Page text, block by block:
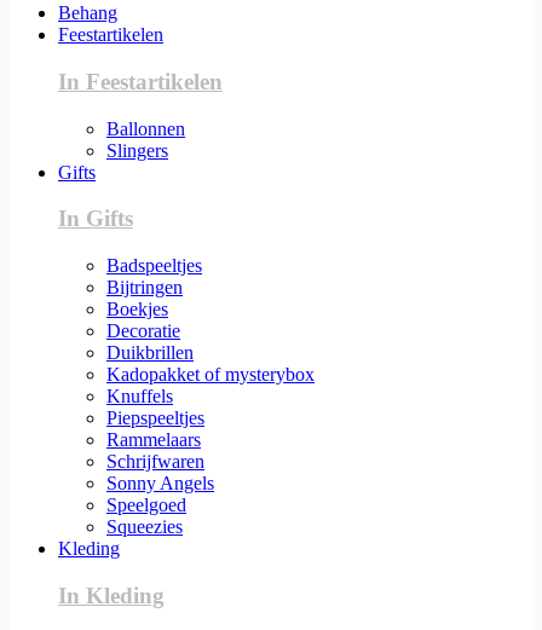
Behang
Feestartikelen
In Feestartikelen
Ballonnen
Slingers
Gifts
In Gifts
Badspeeltjes
Bijtringen
Boekjes
Decoratie
Duikbrillen
Kadopakket of mysterybox
Knuffels
Piepspeeltjes
Rammelaars
Schrijfwaren
Sonny Angels
Speelgoed
Squeezies
Kleding
In Kleding